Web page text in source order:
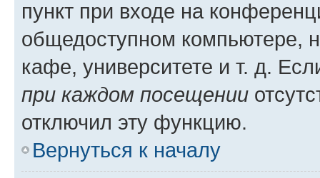
пункт при входе на
общедоступном компьютере,
кафе, университете и т. д.
при каждом посещении
отключил эту функцию.
Вернуться к началу